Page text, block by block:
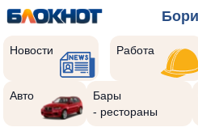
Новости Работа
Авто
Бары
- рестораны